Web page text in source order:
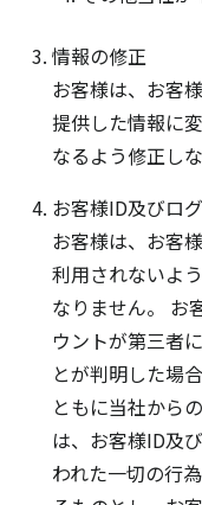
情報の修正
お客様は、お客
提供した情報に
なるよう修正し
お客様ID及びロ
お客様は、お客
利用されないよ
なりません。 お
ウントが第三者
とが判明した場
ともに当社から
は、お客様ID及
われた一切の行